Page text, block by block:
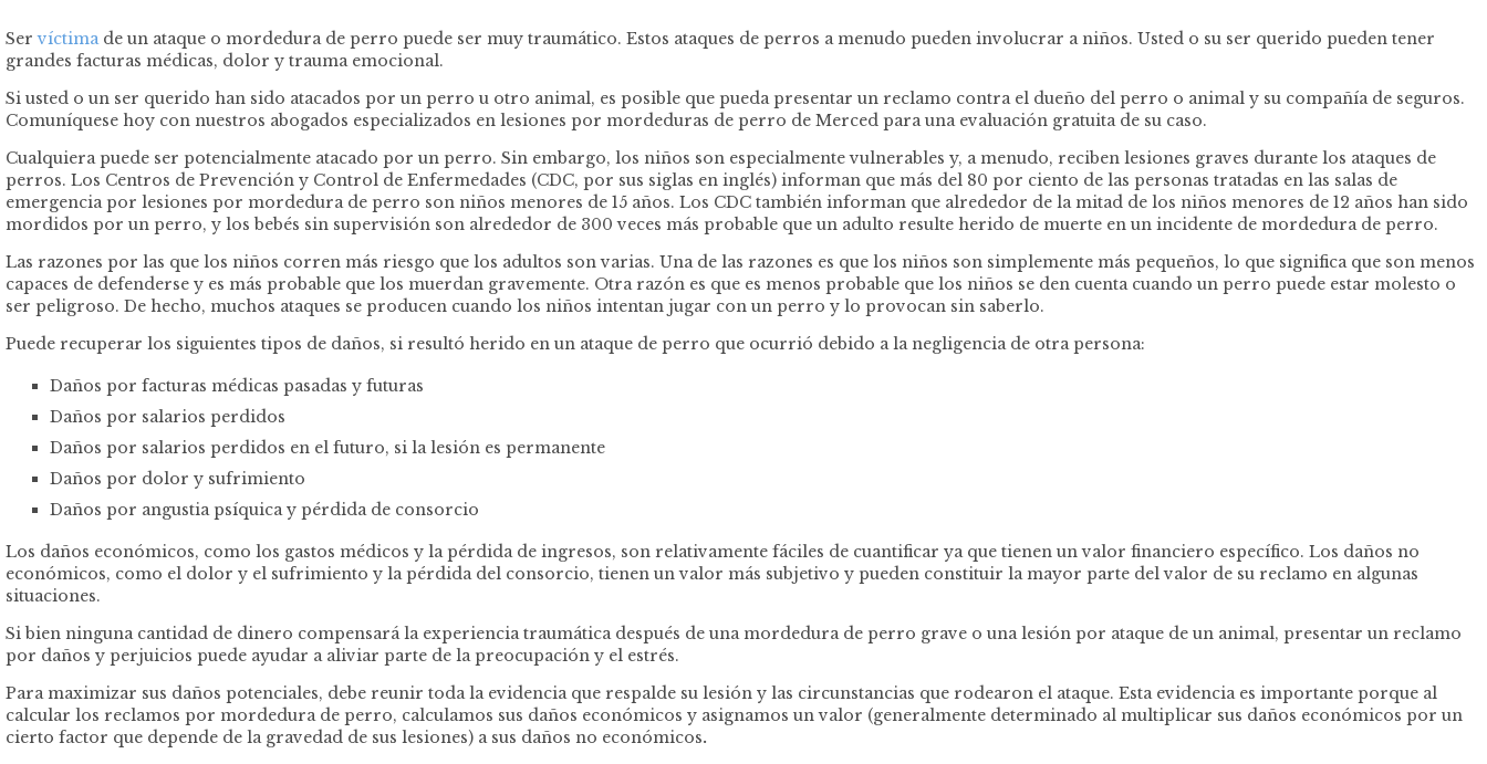
Servíctimade un ataque o mordedura de perro puede ser muy traumático. Estos ataques de perros a menudo pueden involucrar a niños. Usted o su ser querido pueden tener
grandes facturas médicas, dolor y trauma emocional.
Si usted o un ser querido han sido atacados por un perro u otro animal, es posible que pueda presentar un reclamo contra el dueño del perro o animal y su compañía de seguros.
Comuníquese hoy con nuestros abogados especializados en lesiones por mordeduras de perro de Merced para una evaluación gratuita de su caso.
Cualquiera puede ser potencialmente atacado por un perro. Sin embargo, los niños son especialmente vulnerables y, a menudo, reciben lesiones graves durante los ataques de
perros. Los Centros de Prevención y Control de Enfermedades (CDC, por sus siglas en inglés) informan que más del 80 por ciento de las personas tratadas en las salas de
emergencia por lesiones por mordedura de perro son niños menores de 15 años. Los CDC también informan que alrededor de la mitad de los niños menores de 12 años han sido
mordidos por un perro, y los bebés sin supervisión son alrededor de 300 veces más probable que un adulto resulte herido de muerte en un incidente de mordedura de perro.
Las razones por las que los niños corren más riesgo que los adultos son varias. Una de las razones es que los niños son simplemente más pequeños, lo que significa que son menos
capaces de defenderse y es más probable que los muerdan gravemente. Otra razón es que es menos probable que los niños se den cuenta cuando un perro puede estar molesto o
ser peligroso. De hecho, muchos ataques se producen cuando los niños intentan jugar con un perro y lo provocan sin saberlo.
Puede recuperar los siguientes tipos de daños, si resultó herido en un ataque de perro que ocurrió debido a la negligencia de otra persona:
Daños por facturas médicas pasadas y futuras
Daños por salarios perdidos
Daños por salarios perdidos en el futuro, si la lesión es permanente
Daños por dolor y sufrimiento
Daños por angustia psíquica y pérdida de consorcio
Los daños económicos, como los gastos médicos y la pérdida de ingresos, son relativamente fáciles de cuantificar ya que tienen un valor financiero específico. Los daños no
económicos, como el dolor y el sufrimiento y la pérdida del consorcio, tienen un valor más subjetivo y pueden constituir la mayor parte del valor de su reclamo en algunas
situaciones.
Si bien ninguna cantidad de dinero compensará la experiencia traumática después de una mordedura de perro grave o una lesión por ataque de un animal, presentar un reclamo
por daños y perjuicios puede ayudar a aliviar parte de la preocupación y el estrés.
Para maximizar sus daños potenciales, debe reunir toda la evidencia que respalde su lesión y las circunstancias que rodearon el ataque. Esta evidencia es importante porque al
calcular los reclamos por mordedura de perro, calculamos sus daños económicos y asignamos un valor (generalmente determinado al multiplicar sus daños económicos por un
cierto factor que depende de la gravedad de sus lesiones) a sus daños no económicos.